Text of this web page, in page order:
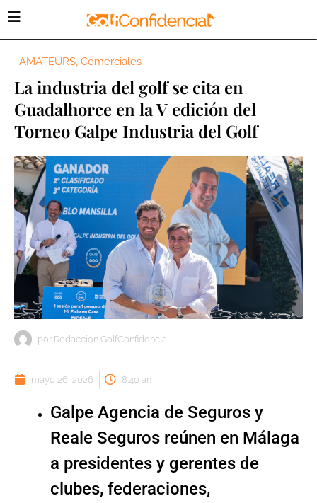
AMATEURS, Comerciales
La industria del golf se cita en
Guadalhorce en la V edición del
Torneo Galpe Industria del Golf
por Redacción GolfConfidencial
mayo 26, 2026 8:40 am
Galpe Agencia de Seguros y
Reale Seguros reúnen en Málaga
a presidentes y gerentes de
clubes, federaciones,